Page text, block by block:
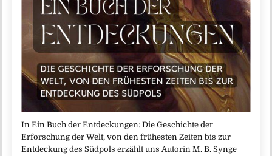
In Ein Buch der Entdeckungen: Die Geschichte der
Erforschung der Welt, von den frühesten Zeiten bis zur
Entdeckung des Südpols erzählt uns Autorin M. B. Synge